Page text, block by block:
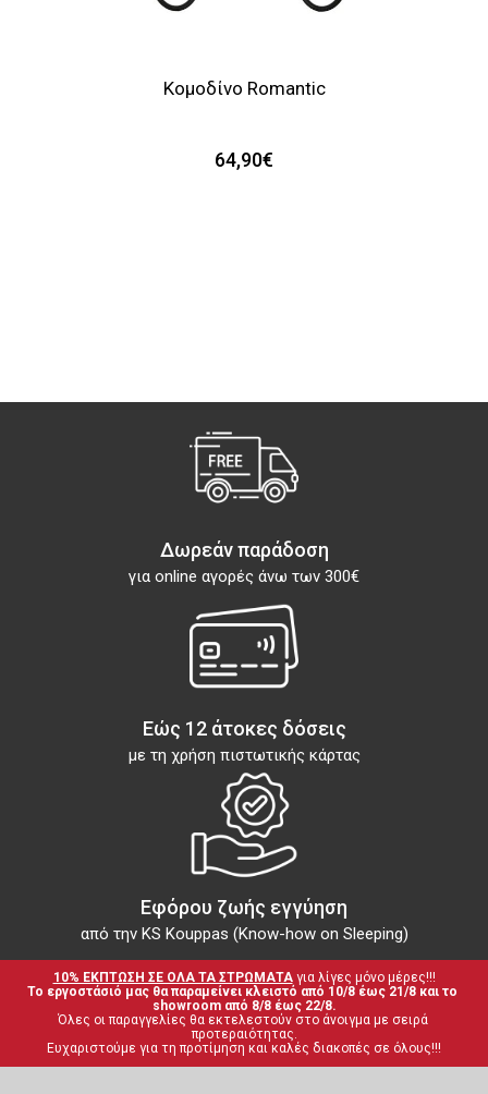
Κομοδίνο Romantic
64,90€
Δωρεάν παράδοση
για online αγορές άνω των 300€
Εώς 12 άτοκες δόσεις
με τη χρήση πιστωτικής κάρτας
Εφόρου ζωής εγγύηση
από την KS Kouppas (Know-how on Sleeping)
10% ΕΚΠΤΩΣΗ ΣΕ ΟΛΑ ΤΑ ΣΤΡΩΜΑΤΑ για λίγες μόνο μέρες!!!
Το εργοστάσιό μας θα παραμείνει κλειστό από 10/8 έως 21/8 και το
showroom από 8/8 έως 22/8.
Όλες οι παραγγελίες θα εκτελεστούν στο άνοιγμα με σειρά
προτεραιότητας.
Ευχαριστούμε για τη προτίμηση και καλές διακοπές σε όλους!!!